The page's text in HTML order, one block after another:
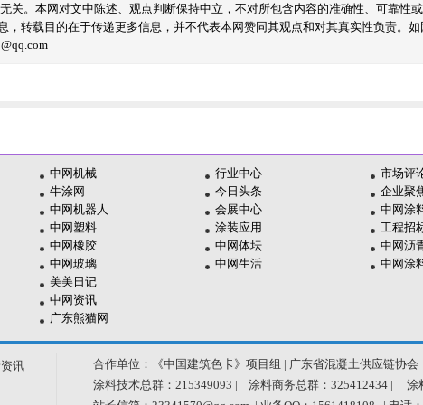
关。本网对文中陈述、观点判断保持中立，不对所包含内容的准确性、可靠性
转载目的在于传递更多信息，并不代表本网赞同其观点和对其真实性负责。
中网机械
牛涂网
中网机器人
中网塑料
中网橡胶
中网玻璃
美美日记
中网资讯
广东熊猫网
行业中心
今日头条
会展中心
涂装应用
中网体坛
中网生活
市场评
企业聚
中网涂
工程招
中网沥
中网涂
讯
合作单位：《中国建筑色卡》项目组 | 广东省混凝土供应链协会
涂料技术总群：215349093 | 涂料商务总群：325412434 | 涂